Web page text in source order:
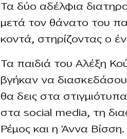
Τα δύο αδέλφια
μετά τον θάνατο του
κοντά, στηρίζοντας ο
Τα παιδιά του Αλέξη
βγήκαν να
θα δεις στα
στα social media, τη
Ρέμος και η Άννα Βίσση.